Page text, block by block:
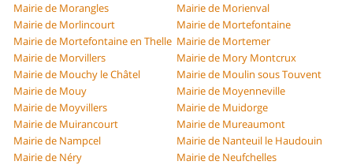
Mairie de Morangles
Mairie de Morienval
Mairie de Morlincourt
Mairie de Mortefontaine
Mairie de Mortefontaine en Thelle Mairie de Mortemer
Mairie de Morvillers
Mairie de Mory Montcrux
Mairie de Mouchy le Châtel
Mairie de Moulin sous Touvent
Mairie de Mouy
Mairie de Moyenneville
Mairie de Moyvillers
Mairie de Muidorge
Mairie de Muirancourt
Mairie de Mureaumont
Mairie de Nampcel
Mairie de Nanteuil le Haudouin
Mairie de Néry
Mairie de Neufchelles